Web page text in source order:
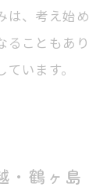
は、考え始
ることもあ
います。
・鶴ヶ